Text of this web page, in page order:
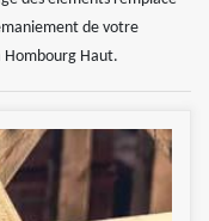
de votre
Haut.